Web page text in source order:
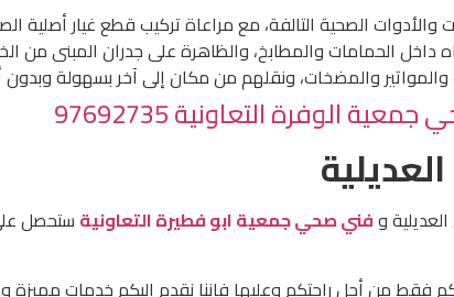
والأدوات الصحية التالفة، مع مراعاة تركيب قطع غيار أصلية
داخل الحمامات والمطابخ، والظاهرة على جدران المبنى من
والمضخات، ونقلهم من مكان إلى آخر بسهولة وبدون
الوفرة التعاونية 97692735
وفني صحي جمعية ابو فطيرة التعاونية ستحصل